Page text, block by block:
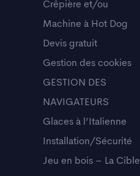
Crêpière et/ou
Machine à Hot Dog
Devis gratuit
Gestion des cookies
GESTION DES
NAVIGATEURS
Glaces à l’Italienne
Installation/Sécurité
Jeu en bois – La Cible